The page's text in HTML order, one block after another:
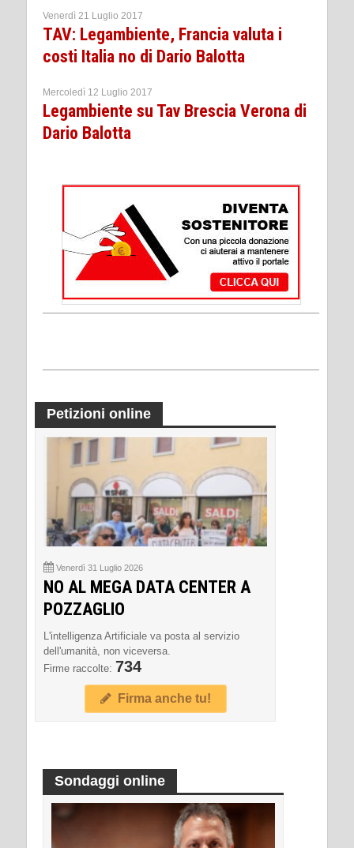
Venerdì 21 Luglio 2017
TAV: Legambiente, Francia valuta i
costi Italia no di Dario Balotta
Mercoledì 12 Luglio 2017
Legambiente su Tav Brescia Verona di
Dario Balotta
Petizioni online
Venerdì 31 Luglio 2026
NO AL MEGA DATA CENTER A
POZZAGLIO
L'intelligenza Artificiale va posta al servizio
dell'umanità, non viceversa.
Firme raccolte: 734
Firma anche tu!
Sondaggi online